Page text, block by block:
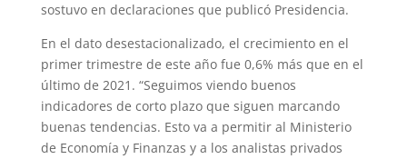
sostuvo en declaraciones que publicó Presidencia.
En el dato desestacionalizado, el crecimiento en el
primer trimestre de este año fue 0,6% más que en el
último de 2021. “Seguimos viendo buenos
indicadores de corto plazo que siguen marcando
buenas tendencias. Esto va a permitir al Ministerio
de Economía y Finanzas y a los analistas privados